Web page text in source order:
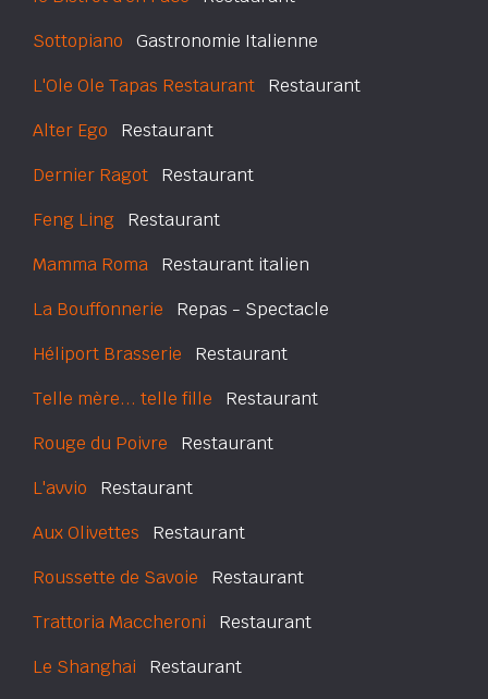
Sottopiano Gastronomie Italienne
L'Ole Ole Tapas Restaurant Restaurant
Alter Ego Restaurant
Dernier Ragot Restaurant
Feng Ling Restaurant
Mamma Roma Restaurant italien
La Bouffonnerie Repas - Spectacle
Héliport Brasserie Restaurant
Telle mère... telle fille Restaurant
Rouge du Poivre Restaurant
L'avvio Restaurant
Aux Olivettes Restaurant
Roussette de Savoie Restaurant
Trattoria Maccheroni Restaurant
Le Shanghai Restaurant